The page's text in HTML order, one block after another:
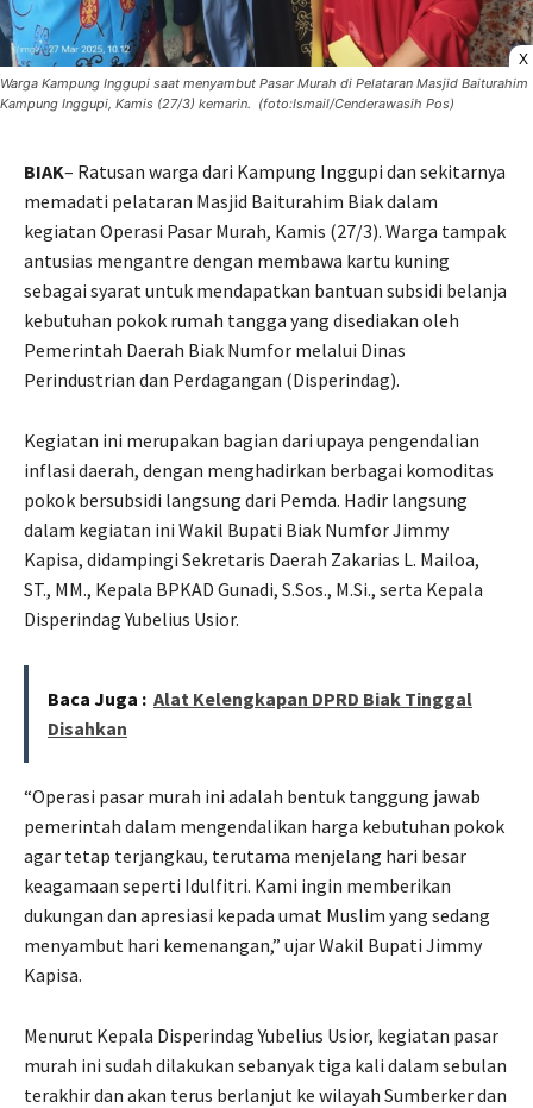
X
Warga Kampung Inggupi saat menyambut Pasar Murah di Pelataran Masjid Baiturahim
Kampung Inggupi, Kamis (27/3) kemarin. (foto:Ismail/Cenderawasih Pos)
BIAK– Ratusan warga dari Kampung Inggupi dan sekitarnya
memadati pelataran Masjid Baiturahim Biak dalam
kegiatan Operasi Pasar Murah, Kamis (27/3). Warga tampak
antusias mengantre dengan membawa kartu kuning
sebagai syarat untuk mendapatkan bantuan subsidi belanja
kebutuhan pokok rumah tangga yang disediakan oleh
Pemerintah Daerah Biak Numfor melalui Dinas
Perindustrian dan Perdagangan (Disperindag).
Kegiatan ini merupakan bagian dari upaya pengendalian
inflasi daerah, dengan menghadirkan berbagai komoditas
pokok bersubsidi langsung dari Pemda. Hadir langsung
dalam kegiatan ini Wakil Bupati Biak Numfor Jimmy
Kapisa, didampingi Sekretaris Daerah Zakarias L. Mailoa,
ST., MM., Kepala BPKAD Gunadi, S.Sos., M.Si., serta Kepala
Disperindag Yubelius Usior.
Baca Juga : Alat Kelengkapan DPRD Biak Tinggal
Disahkan
“Operasi pasar murah ini adalah bentuk tanggung jawab
pemerintah dalam mengendalikan harga kebutuhan pokok
agar tetap terjangkau, terutama menjelang hari besar
keagamaan seperti Idulfitri. Kami ingin memberikan
dukungan dan apresiasi kepada umat Muslim yang sedang
menyambut hari kemenangan,” ujar Wakil Bupati Jimmy
Kapisa.
Menurut Kepala Disperindag Yubelius Usior, kegiatan pasar
murah ini sudah dilakukan sebanyak tiga kali dalam sebulan
terakhir dan akan terus berlanjut ke wilayah Sumberker dan